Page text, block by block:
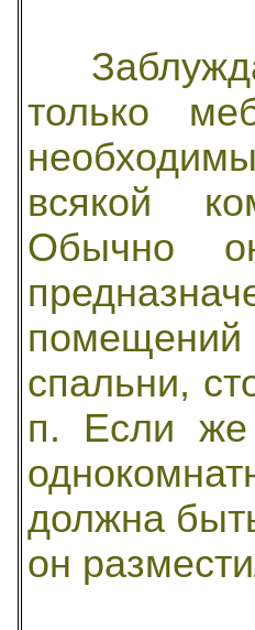
только
всякой
Обычно
спальни,
п. Если же
должна
он